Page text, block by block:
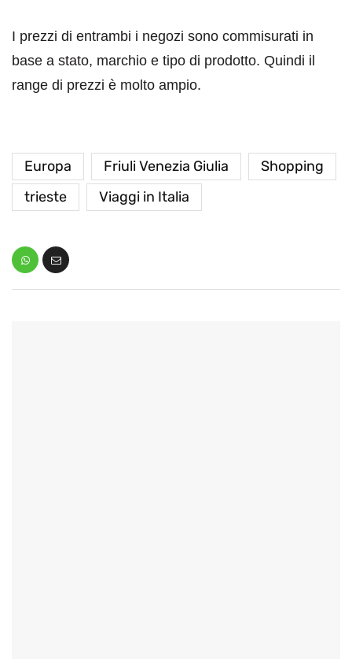
I prezzi di entrambi i negozi sono commisurati in
base a stato, marchio e tipo di prodotto. Quindi il
range di prezzi è molto ampio.
Europa Friuli Venezia Giulia
Shopping
trieste
Viaggi in Italia